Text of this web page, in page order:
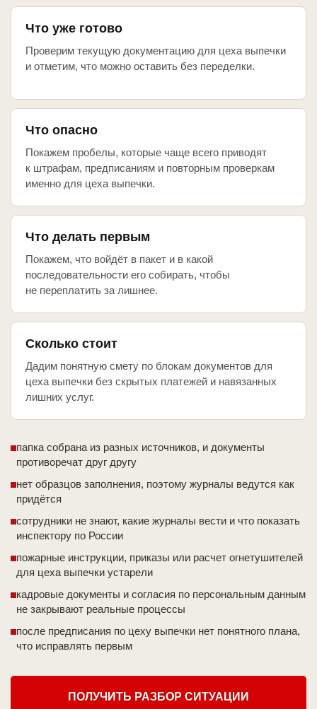
Что уже готово
Проверим текущую документацию для цеха выпечки
и отметим, что можно оставить без переделки.
Что опасно
Покажем пробелы, которые чаще всего приводят
к штрафам, предписаниям и повторным проверкам
именно для цеха выпечки.
Что делать первым
Покажем, что войдёт в пакет и в какой
последовательности его собирать, чтобы
не переплатить за лишнее.
Сколько стоит
Дадим понятную смету по блокам документов для
цеха выпечки без скрытых платежей и навязанных
лишних услуг.
папка собрана из разных источников, и документы
противоречат друг другу
нет образцов заполнения, поэтому журналы ведутся как
придётся
сотрудники не знают, какие журналы вести и что показать
инспектору по России
пожарные инструкции, приказы или расчет огнетушителей
для цеха выпечки устарели
кадровые документы и согласия по персональным данным
не закрывают реальные процессы
после предписания по цеху выпечки нет понятного плана,
что исправлять первым
ПОЛУЧИТЬ РАЗБОР СИТУАЦИИ